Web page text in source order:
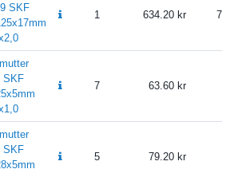
SKF
1 634.20
SKF
7 63.60
SKF
5 79.20